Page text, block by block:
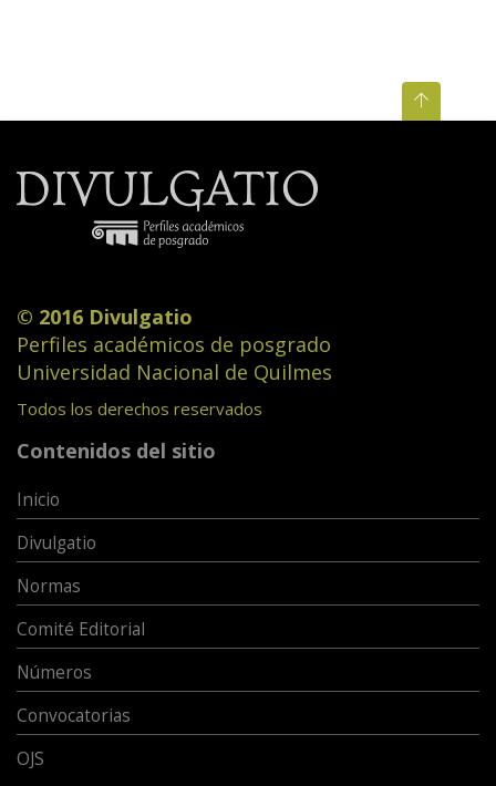
© 2016 Divulgatio
Perfiles académicos de posgrado
Universidad Nacional de Quilmes
Todos los derechos reservados
Contenidos del sitio
Inicio
Divulgatio
Normas
Comité Editorial
Números
Convocatorias
OJS